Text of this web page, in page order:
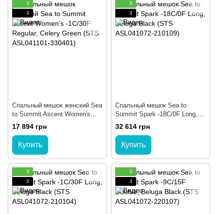
3
3
Спальный мешок женский Sea
to Summit Ascent Women's
-1C/30F Regular, Celery Green
(STS ASL041101-330401)
17 894 грн
Купить
3
3
Спальный мешок Sea to
Summit Spark -18C/0F Long,
Beluga Black (STS ASL041072-
32 614 грн
Купить
3
3
3
3